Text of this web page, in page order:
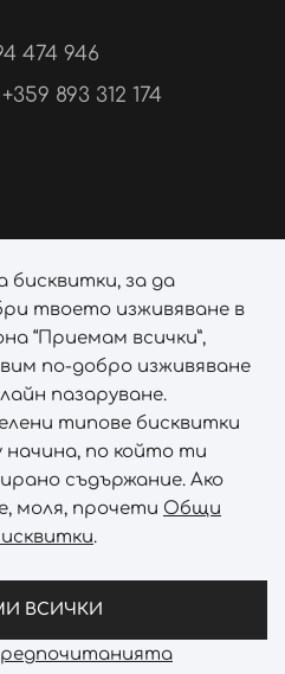
474 946
893 312 174
и лимитирани
Всички права запазени
бисквитки, за да
твоето изживяване в
“Приемам всички”,
по-добро изживяване
пазаруване.
типове бисквитки
начина, по който ти
съдържание. Ако
моля, прочети Общи
.
ВСИЧКИ